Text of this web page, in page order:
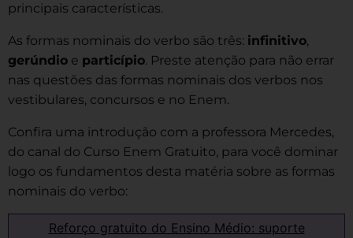
principais características.
As formas nominais do verbo são três: infinitivo,
gerúndio e particípio. Preste atenção para não errar
nas questões das formas nominais dos verbos nos
vestibulares, concursos e no Enem.
Confira uma introdução com a professora Mercedes,
do canal do Curso Enem Gratuito, para você dominar
logo os fundamentos desta matéria sobre as formas
nominais do verbo:
Reforço gratuito do Ensino Médio: suporte